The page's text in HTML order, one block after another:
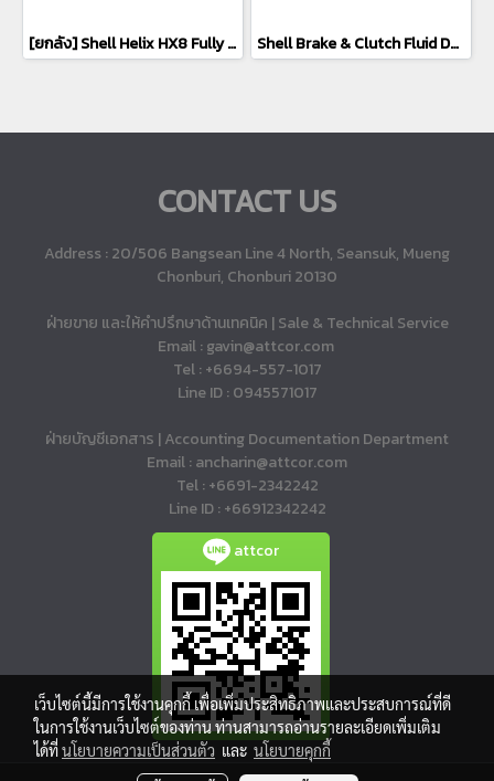
[ยกลัง] Shell Helix HX8 Fully Synthetic 0W-20 น้ำมันเครื่องสังเคราะห์แท้ 100% เครื่องยนต์เบนซิน (4x3L+1L) Shell Brake & Clutch Fluid DOT 3 Synthetic น้ำมันเบรค & คลัทช์ (1L)
CONTACT US
Address : 20/506 Bangsean Line 4 North, Seansuk, Mueng
Chonburi, Chonburi 20130
ฝ่ายขาย และให้คำปรึกษาด้านเทคนิค | Sale & Technical Service
Email : gavin@attcor.com
Tel : +6694-557-1017
Line ID : 0945571017
ฝ่ายบัญชีเอกสาร | Accounting Documentation Department
Email : ancharin@attcor.com
Tel : +6691-2342242
Line ID : +66912342242
attcor
เว็บไซต์นี้มีการใช้งานคุกกี้ เพื่อเพิ่มประสิทธิภาพและประสบการณ์ที่ดี
ในการใช้งานเว็บไซต์ของท่าน ท่านสามารถอ่านรายละเอียดเพิ่มเติม
ได้ที่นโยบายความเป็นส่วนตัว และ นโยบายคุกกี้